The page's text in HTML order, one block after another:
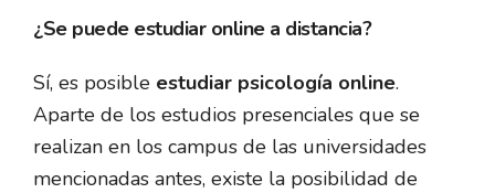
¿Se puede estudiar online a distancia?
Sí, es posible estudiar psicología online.
Aparte de los estudios presenciales que se
realizan en los campus de las universidades
mencionadas antes, existe la posibilidad de